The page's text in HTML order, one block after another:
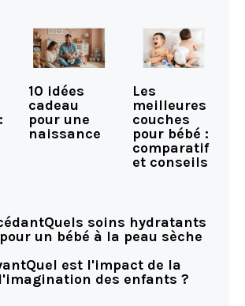
10 idées
cadeau
pour une
naissance
Les
meilleures
couches
pour bébé :
comparatif
et conseils
Quels soins hydratants
un bébé à la peau sèche
Quel est l'impact de la
des enfants ?